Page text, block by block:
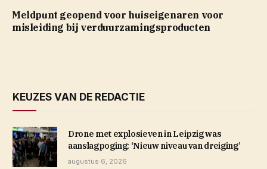
Meldpunt geopend voor huiseigenaren voor
misleiding bij verduurzamingsproducten
KEUZES VAN DE REDACTIE
Drone met explosieven in Leipzig was
aanslagpoging: ‘Nieuw niveau van dreiging’
augustus 6, 2026